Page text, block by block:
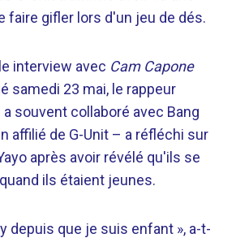
faire gifler lors d'un jeu de dés.
interview avec Cam Capone
samedi 23 mai, le rappeur
souvent collaboré avec Bang
affilié de G-Unit – a réfléchi sur
après avoir révélé qu'ils se
ils étaient jeunes.
depuis que je suis enfant », a-t-